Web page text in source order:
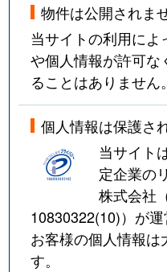
物件は公開されま
当サイトの利用に
や個人情報が許可
ることはありません。
個人情報は保護さ
当サイト
定企業の
株式会社
10830322(10)）が運
お客様の個人情報は
す。